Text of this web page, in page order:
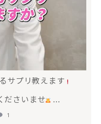
サプリ教えます
ださいませ
...
1